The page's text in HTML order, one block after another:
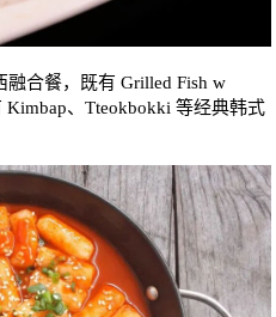
融合餐，既有 Grilled Fish w
Kimbap、Tteokbokki 等经典韩式